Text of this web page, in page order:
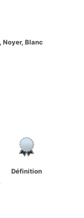
Noyer, Blanc
Définition